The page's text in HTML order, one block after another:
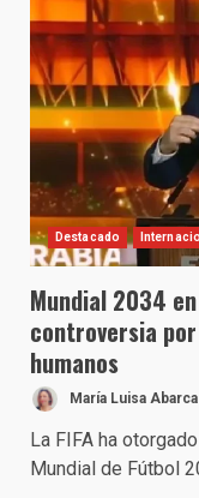
Destacado
Mundial 2034
controversia
humanos
María Luisa
La FIFA ha
Mundial de Fútbol